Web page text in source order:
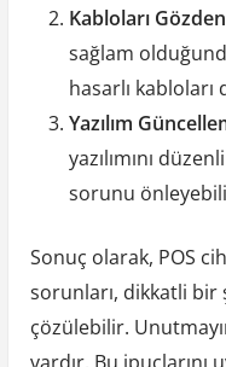
Kabloları
sağlam
hasarlı kabloları
Yazılım
yazılımını
sorunu
Sonuç olarak, POS
sorunları, dikkatli bir
çözülebilir.